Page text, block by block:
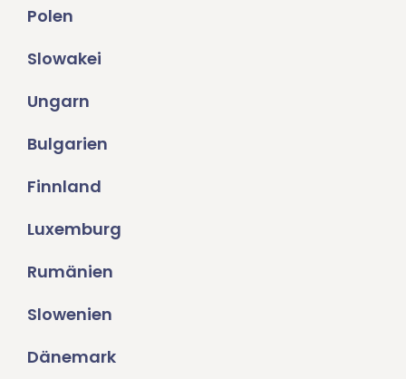
Polen
Slowakei
Ungarn
Bulgarien
Finnland
Luxemburg
Rumänien
Slowenien
Dänemark